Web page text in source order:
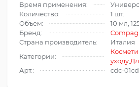
Время применения:
Количество:
1 шт.
Объем:
10 мл,
Бренд:
Страна производитель:
Италия
Категории:
уходу,
Арт.:
cdc-